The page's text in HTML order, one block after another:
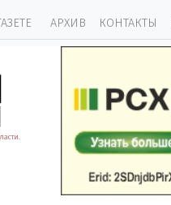
АРХИВ КОНТАКТЫ